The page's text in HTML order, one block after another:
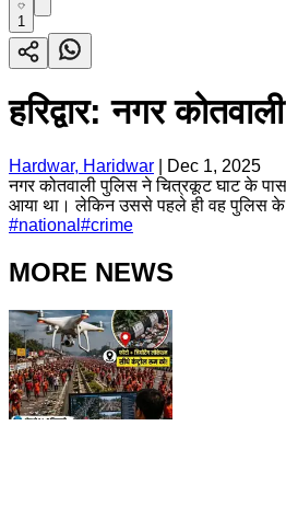
1
हरिद्वार: नगर
Hardwar, Haridwar
Dec 1, 2025
नगर कोतवाली पुलिस ने चित्रकूट घाट के
आया था। लेकिन उससे पहले ही वह पुलिस के
#national #crime
MORE NEWS